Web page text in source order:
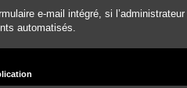
e-mail intégré, si
automatisés.